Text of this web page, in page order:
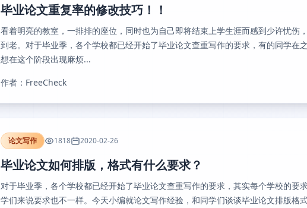
毕业论文重复率的修改技巧！！
看着明亮的教室，一排排的座位，同时也为自己即将结束上学生涯而感到少许忧伤
到老。对于毕业季，各个学校都已经开始了毕业论文查重写作的要求，有的同学在
想在这个阶段出现麻烦...
作者：FreeCheck
论文写作 1818 2020-02-26
毕业论文如何排版，格式有什么要求？
对于毕业季，各个学校都已经开始了毕业论文查重写作的要求，其实每个学校的要
学们来说要求也不一样。今天小编就论文写作经验，和同学们谈谈毕业论文排版格